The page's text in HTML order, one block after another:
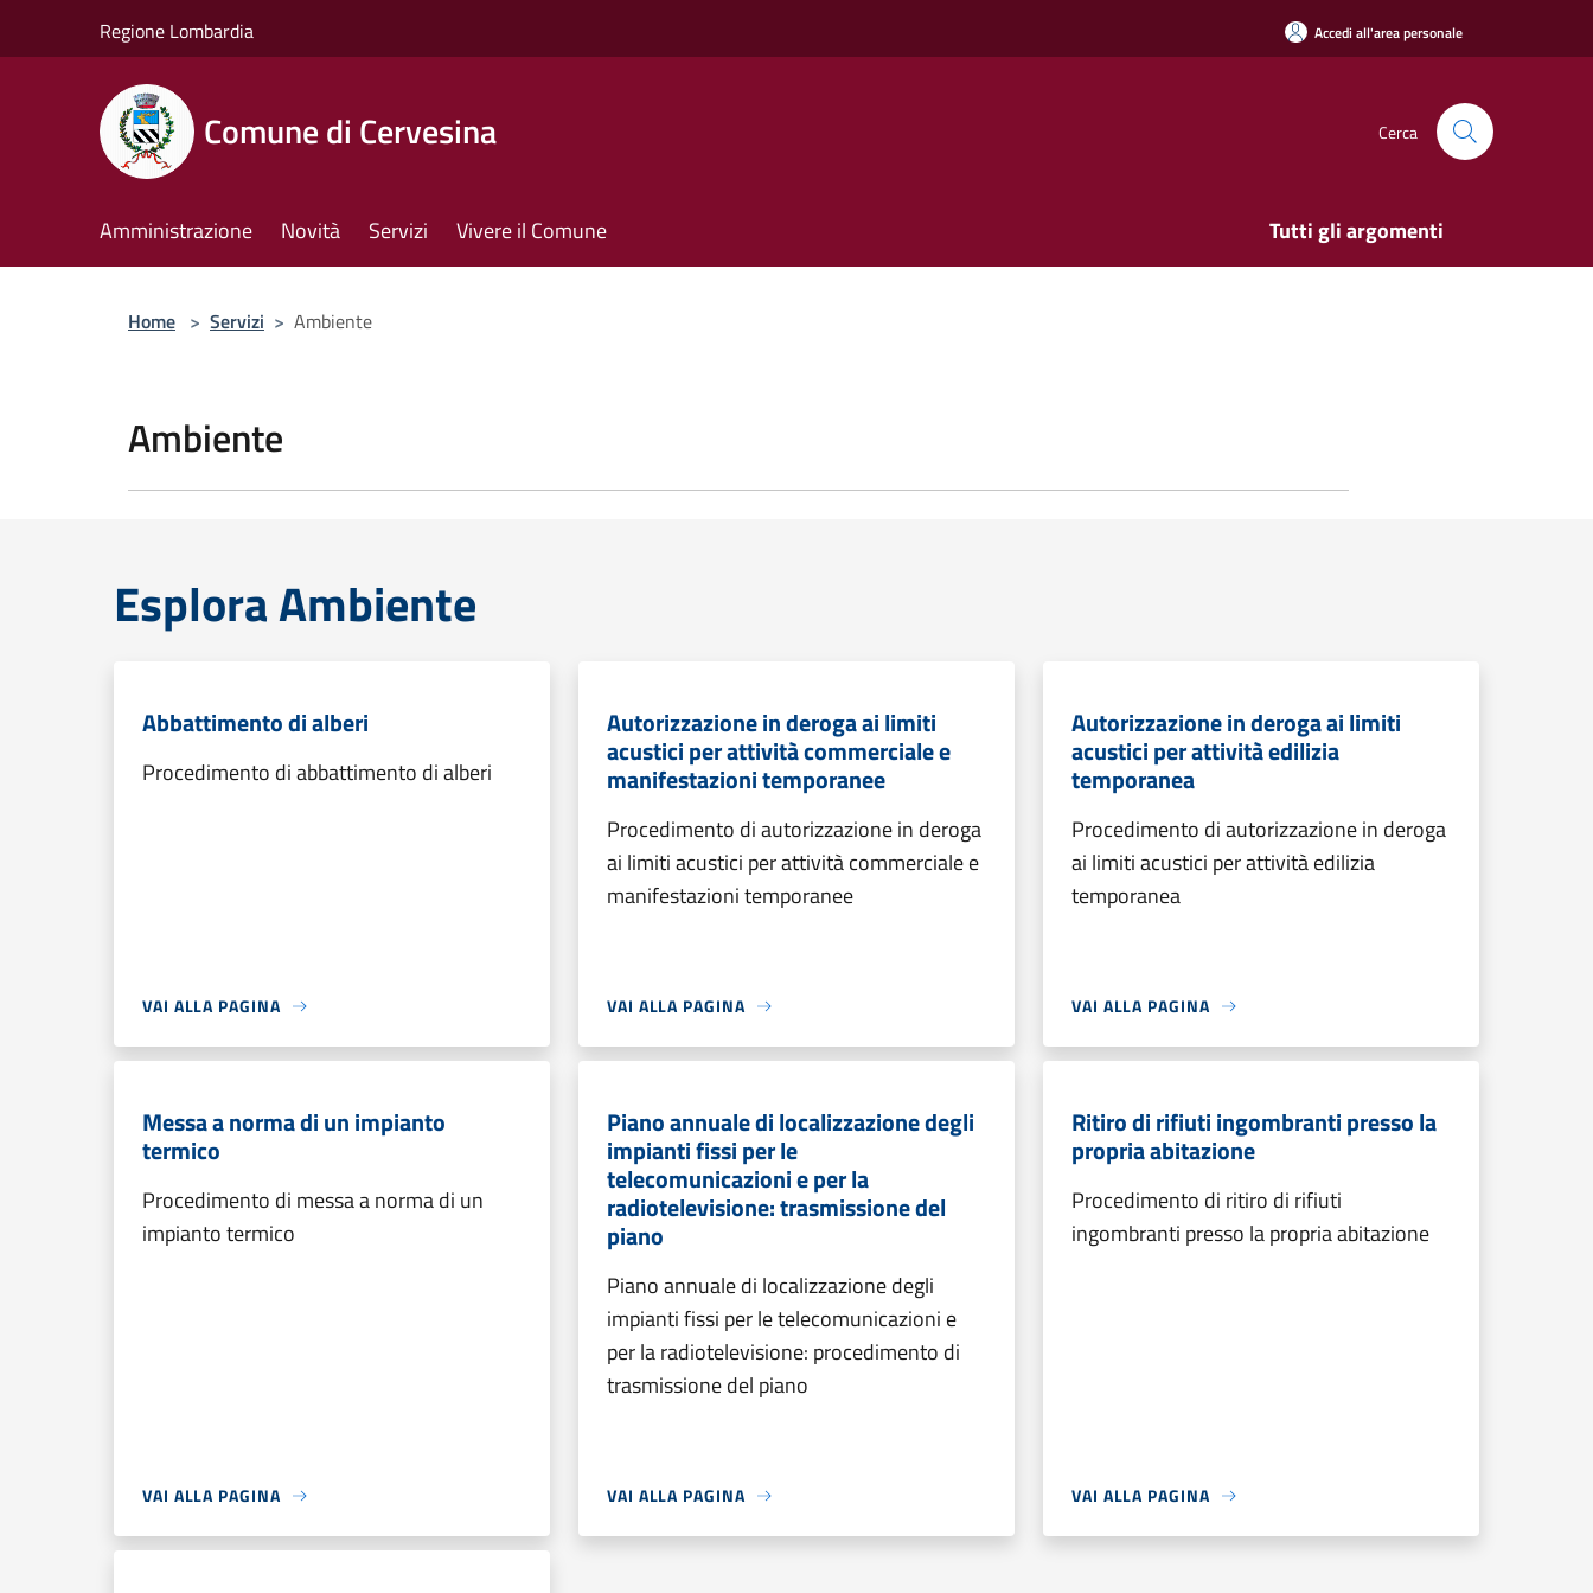
Regione Lombardia Accedi all'area personale
Comune di Cervesina Cerca
Amministrazione Novità Servizi Vivere il Comune Tutti gli argomenti
Home > Servizi > Ambiente
Ambiente
Esplora Ambiente
Abbattimento di alberi
Procedimento di abbattimento di alberi
VAI ALLA PAGINA
Autorizzazione in deroga ai limiti
acustici per attività commerciale e
manifestazioni temporanee
Procedimento di autorizzazione in deroga
ai limiti acustici per attività commerciale e
manifestazioni temporanee
VAI ALLA PAGINA
Autorizzazione in deroga ai limiti
acustici per attività edilizia
temporanea
Procedimento di autorizzazione in deroga
ai limiti acustici per attività edilizia
temporanea
VAI ALLA PAGINA
Messa a norma di un impianto
termico
Procedimento di messa a norma di un
impianto termico
VAI ALLA PAGINA
Piano annuale di localizzazione degli
impianti fissi per le
telecomunicazioni e per la
radiotelevisione: trasmissione del
piano
Piano annuale di localizzazione degli
impianti fissi per le telecomunicazioni e
per la radiotelevisione: procedimento di
trasmissione del piano
VAI ALLA PAGINA
Ritiro di rifiuti ingombranti presso la
propria abitazione
Procedimento di ritiro di rifiuti
ingombranti presso la propria abitazione
VAI ALLA PAGINA